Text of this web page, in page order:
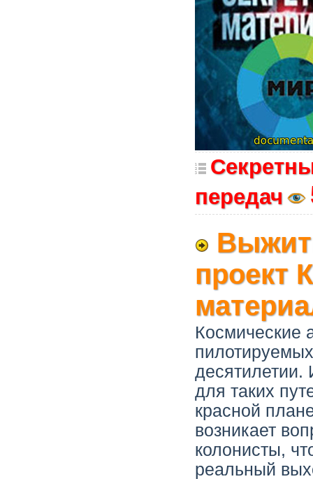
передач
проект
Космические
десятилетии.
для таких
красной
возникает
колонисты,
реальный